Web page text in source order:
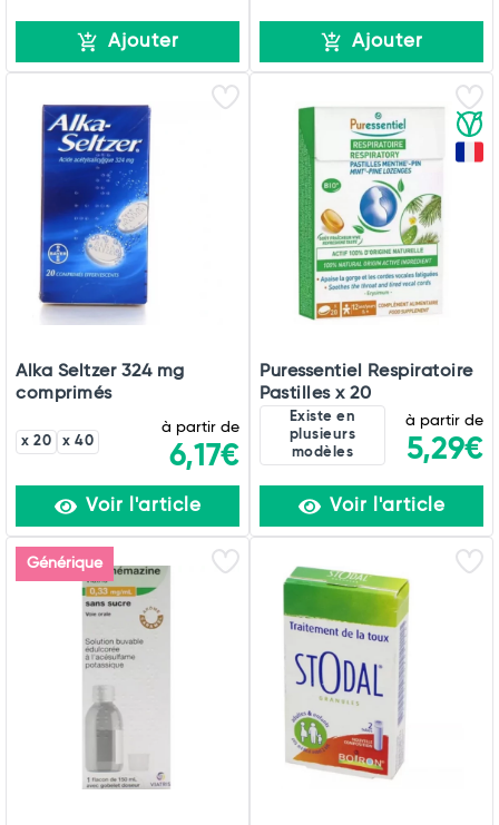
Ajouter Ajouter
Alka Seltzer 324 mg
comprimés
x 20 x 40
à partir de
6,17€
Voir l'article
Puressentiel Respiratoire
Pastilles x 20
Existe en
plusieurs
modèles
à partir de
5,29€
Voir l'article
Générique